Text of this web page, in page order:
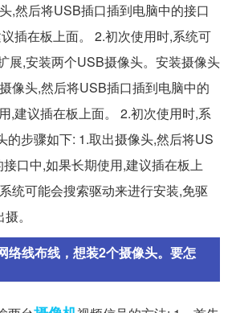
,然后将USB插口插到电脑中的接口
插在板上面。 2.初次使用时,系统可
展,安装两个USB摄像头。安装摄像头
像头,然后将USB插口插到电脑中的
,建议插在板上面。 2.初次使用时,系
的步骤如下: 1.取出摄像头,然后将US
口中,如果长期使用,建议插在板上
统可能会搜索驱动来进行安装,免驱
。
络线布线，想装2个摄像头。要怎